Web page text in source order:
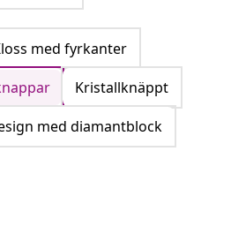
med fyrkanter
Kristallknäppt
med diamantblock